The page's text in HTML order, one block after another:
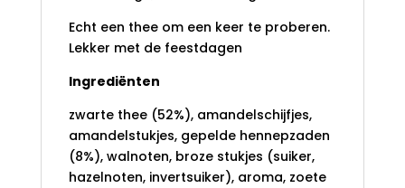
Echt een thee om een keer te proberen.
Lekker met de feestdagen
Ingrediënten
zwarte thee (52%), amandelschijfjes,
amandelstukjes, gepelde hennepzaden
(8%), walnoten, broze stukjes (suiker,
hazelnoten, invertsuiker), aroma, zoete